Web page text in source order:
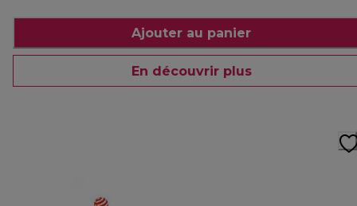
Ajouter au panier
En découvrir plus